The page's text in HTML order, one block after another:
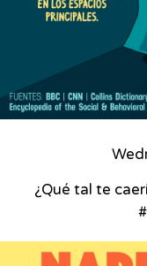
¿Qué tal te